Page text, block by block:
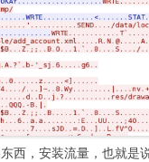
西，安装流量，也就是